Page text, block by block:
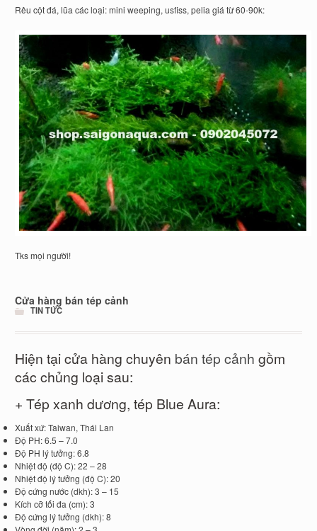
Rêu cột đá, lũa các loại: mini weeping, usfiss, pelia giá từ 60-90k:
Tks mọi người!
Cửa hàng bán tép cảnh
TIN TỨC
Hiện tại cửa hàng chuyên bán tép cảnh gồm
các chủng loại sau:
+ Tép xanh dương, tép Blue Aura:
Xuất xứ: Taiwan, Thái Lan
Độ PH: 6.5 – 7.0
Độ PH lý tưởng: 6.8
Nhiệt độ (độ C): 22 – 28
Nhiệt độ lý tưởng (độ C): 20
Độ cứng nước (dkh): 3 – 15
Kích cỡ tối đa (cm): 3
Độ cứng lý tưởng (dkh): 8